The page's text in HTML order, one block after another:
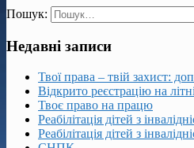
Пошук:
Недавні записи
Твої права – твій захист:
Відкрито реєстрацію на
Твоє право на працю
Реабілітація дітей з
Реабілітація дітей з